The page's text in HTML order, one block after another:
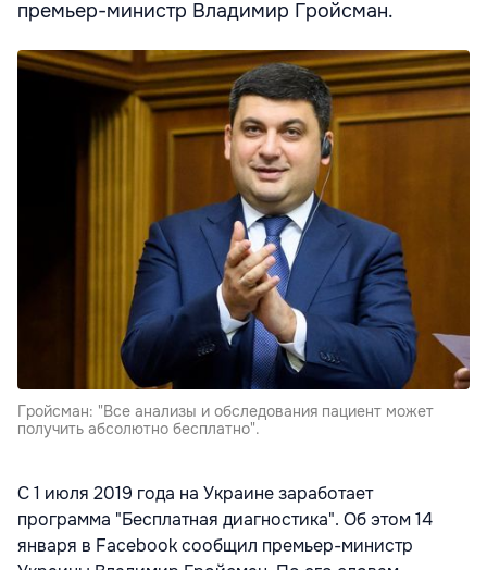
премьер-министр Владимир Гройсман.
Гройсман: "Все анализы и обследования пациент может
получить абсолютно бесплатно".
С 1 июля 2019 года на Украине заработает
программа "Бесплатная диагностика". Об этом 14
января в Facebook сообщил премьер-министр